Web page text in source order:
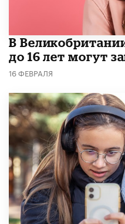
В
до 16 лет могут
16 ФЕВРАЛЯ